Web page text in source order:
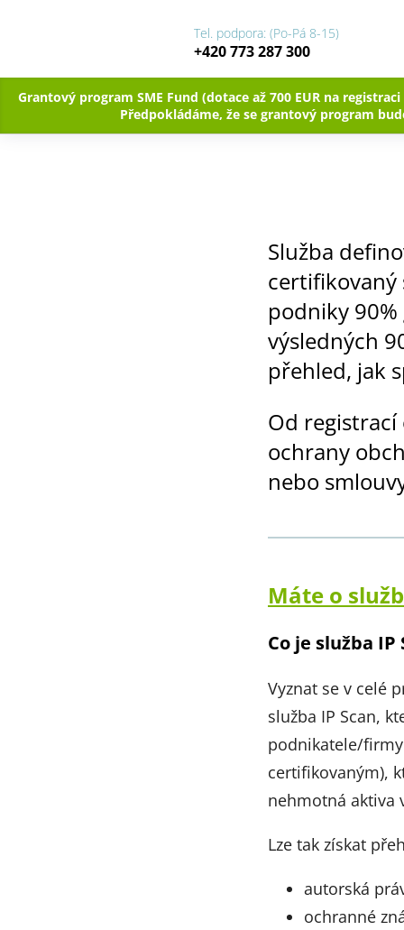
Tel. podpora: (Po-Pá 8-15)
+420 773 287 300
Grantový program SME Fund (dotace až 700 EUR na
Předpokládáme, že se grantový program
Služba
certifikovaný
podniky
výsledných
přehled, jak
Od
ochrany
nebo
Máte o
Co je služba IP
Vyznat se v celé
služba IP Scan,
podnikatele/
certifikovaným),
nehmotná aktiva
Lze tak získat
autorská
ochranné